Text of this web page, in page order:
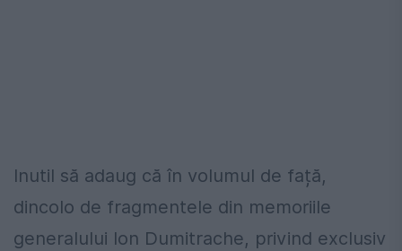
Inutil să adaug că în volumul de față,
dincolo de fragmentele din memoriile
generalului Ion Dumitrache, privind exclusiv